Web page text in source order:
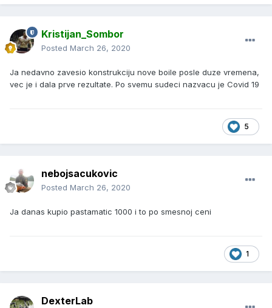
Kristijan_Sombor
Posted March 26, 2020
Ja nedavno zavesio konstrukciju nove boile posle duze vremena,
vec je i dala prve rezultate. Po svemu sudeci nazvacu je Covid 19
5
nebojsacukovic
Posted March 26, 2020
Ja danas kupio pastamatic 1000 i to po smesnoj ceni
1
DexterLab